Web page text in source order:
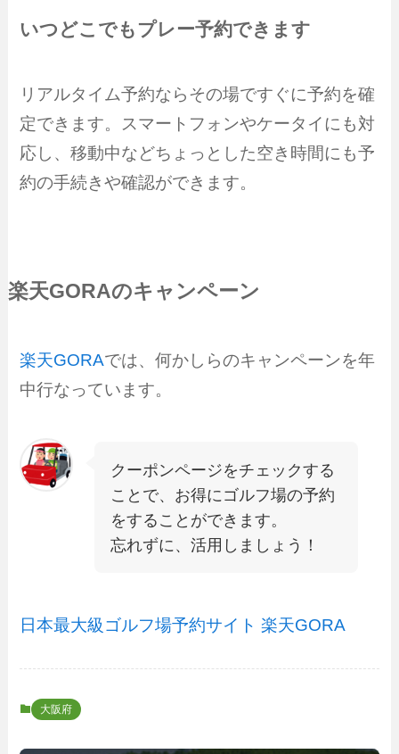
いつどこでもプレー予約できます
リアルタイム予約ならその場ですぐに予約を確
定できます。スマートフォンやケータイにも対
応し、移動中などちょっとした空き時間にも予
約の手続きや確認ができます。
楽天GORAのキャンペーン
楽天GORAでは、何かしらのキャンペーンを年
中行なっています。
クーポンページをチェックする
ことで、お得にゴルフ場の予約
をすることができます。
忘れずに、活用しましょう！
日本最大級ゴルフ場予約サイト 楽天GORA
大阪府